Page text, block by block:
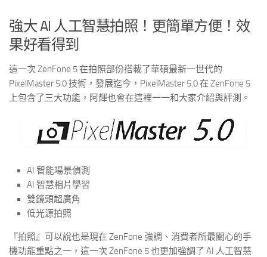
強大 AI 人工智慧拍照！更簡單方便！效
果好看得到
這一次 ZenFone 5 在拍照部份搭載了華碩最新一世代的
PixelMaster 5.0 技術，發展迄今，PixelMaster 5.0 在 ZenFone 5
上包含了三大功能，阿輝也會在這裡一一和大家介紹與評測。
AI 智能場景偵測
AI 智慧相片學習
雙鏡頭超廣角
低光源拍照
『拍照』可以說也是現在 ZenFone 強調、消費者所最關心的手
機功能重點之一，這一次 ZenFone 5 也更加強調了 AI 人工智慧